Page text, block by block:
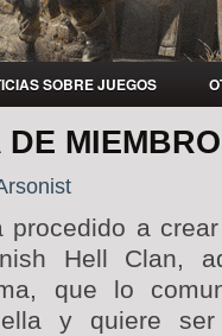
SOBRE JUEGOS
procedido a
Hell Clan,
que lo
y quiere